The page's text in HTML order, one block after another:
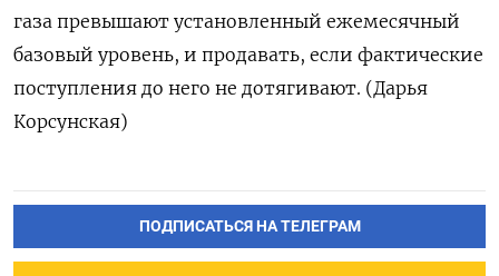
газа превышают установленный ежемесячный
базовый уровень, и продавать, если фактические
поступления до него не дотягивают. (Дарья
Корсунская)
ПОДПИСАТЬСЯ НА ТЕЛЕГРАМ